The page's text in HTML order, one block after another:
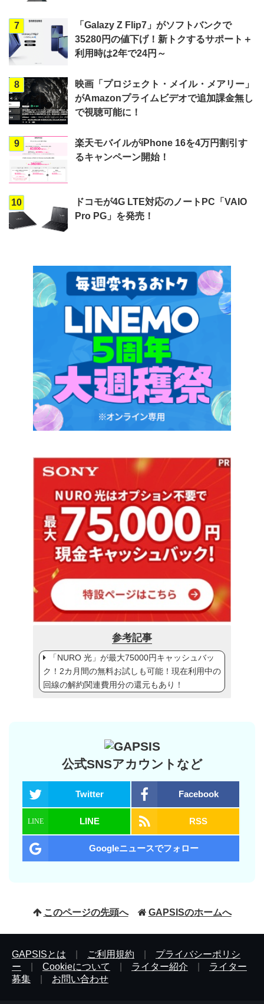
7
「Galazy Z Flip7」がソフトバンクで
35280円の値下げ！新トクするサポート＋
利用時は2年で24円～
8
映画「プロジェクト・メイル・メアリー」
がAmazonプライムビデオで追加課金無し
で視聴可能に！
9
楽天モバイルがiPhone 16を4万円割引す
るキャンペーン開始！
10
ドコモが4G LTE対応のノートPC「VAIO
Pro PG」を発売！
参考記事
「NURO 光」が最大75000円キャッシュバッ
ク！2カ月間の無料お試しも可能！現在利用中の
回線の解約関連費用分の還元もあり！
公式SNSアカウントなど
Twitter Facebook
LINE RSS
Googleニュースでフォロー
このページの先頭へ GAPSISのホームへ
GAPSISとは ご利用規約
プライバシーポリシ
ー
Cookieについて ライター紹介
ライター
募集
お問い合わせ